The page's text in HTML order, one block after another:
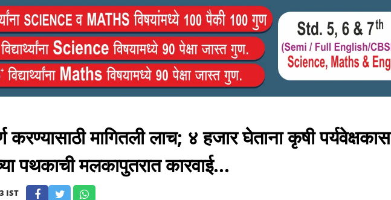
करण्यासाठी मागितली लाच; ४ हजार घेताना कृषी पर्यवेक्षकास
पथकाची मलकापुतरात कारवाई...
IST